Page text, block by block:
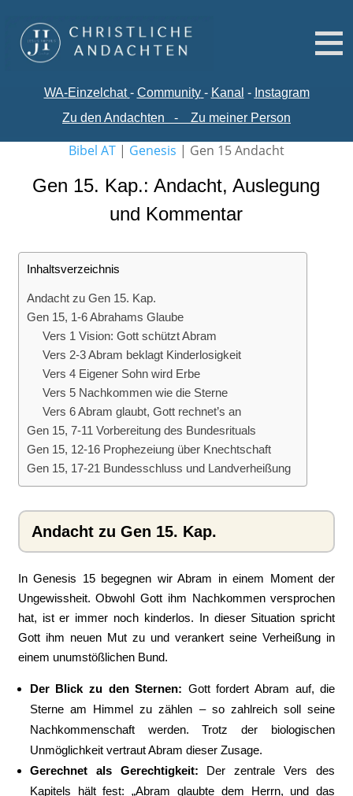
WA-Einzelchat - Community - Kanal - Instagram
Zu den Andachten
- Zu meiner Person
Bibel AT | Genesis | Gen 15 Andacht
Gen 15. Kap.: Andacht, Auslegung
und Kommentar
Inhaltsverzeichnis
Andacht zu Gen 15. Kap.
Gen 15, 1-6 Abrahams Glaube
Vers 1 Vision: Gott schützt Abram
Vers 2-3 Abram beklagt Kinderlosigkeit
Vers 4 Eigener Sohn wird Erbe
Vers 5 Nachkommen wie die Sterne
Vers 6 Abram glaubt, Gott rechnet’s an
Gen 15, 7-11 Vorbereitung des Bundesrituals
Gen 15, 12-16 Prophezeiung über Knechtschaft
Gen 15, 17-21 Bundesschluss und Landverheißung
Andacht zu Gen 15. Kap.
In Genesis 15 begegnen wir Abram in einem Moment der
Ungewissheit. Obwohl Gott ihm Nachkommen versprochen
hat, ist er immer noch kinderlos. In dieser Situation spricht
Gott ihm neuen Mut zu und verankert seine Verheißung in
einem unumstößlichen Bund.
Der Blick zu den Sternen: Gott fordert Abram auf, die
Sterne am Himmel zu zählen – so zahlreich soll seine
Nachkommenschaft werden. Trotz der biologischen
Unmöglichkeit vertraut Abram dieser Zusage.
Gerechnet als Gerechtigkeit: Der zentrale Vers des
Kapitels hält fest: „Abram glaubte dem Herrn, und das